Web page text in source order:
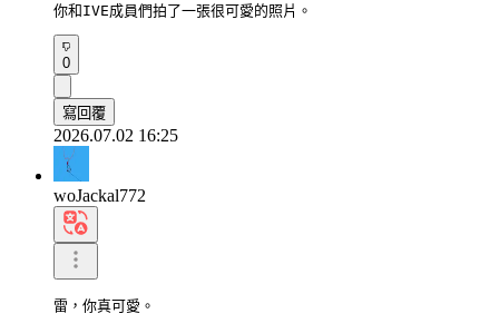
你和IVE成員們拍了一張很可愛的照片。
0
寫回覆
2026.07.02 16:25
woJackal772
雷，你真可愛。